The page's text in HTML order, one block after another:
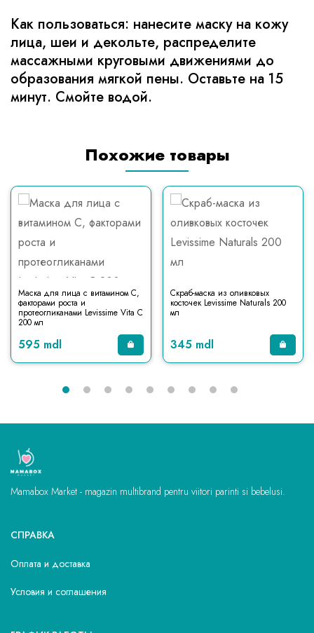
Как пользоваться: нанесите маску на кожу
лица, шеи и декольте, распределите
массажными круговыми движениями до
образования мягкой пены. Оставьте на 15
минут. Смойте водой.
Похожие товары
Маска для лица с витамином С,
факторами роста и
протеогликанами Levissime Vita C
200 мл
595 mdl
Скраб-маска из оливковых
косточек Levissime Naturals 200
мл
345 mdl
Mamabox Market - magazin multibrand pentru viitori parinti si bebelusi.
СПРАВКА
Оплата и доставка
Условия и соглашения